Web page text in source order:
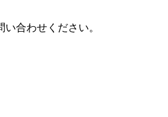
合わせください。